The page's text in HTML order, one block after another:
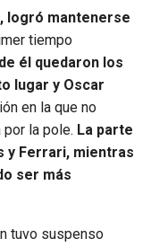
logró mantenerse
tiempo
él quedaron los
lugar y Oscar
en la que no
la pole. La parte
y Ferrari, mientras
ser más
tuvo suspenso